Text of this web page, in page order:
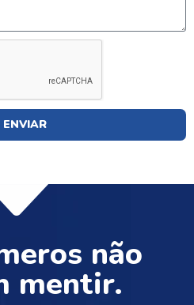
ENVIAR
não
mentir.